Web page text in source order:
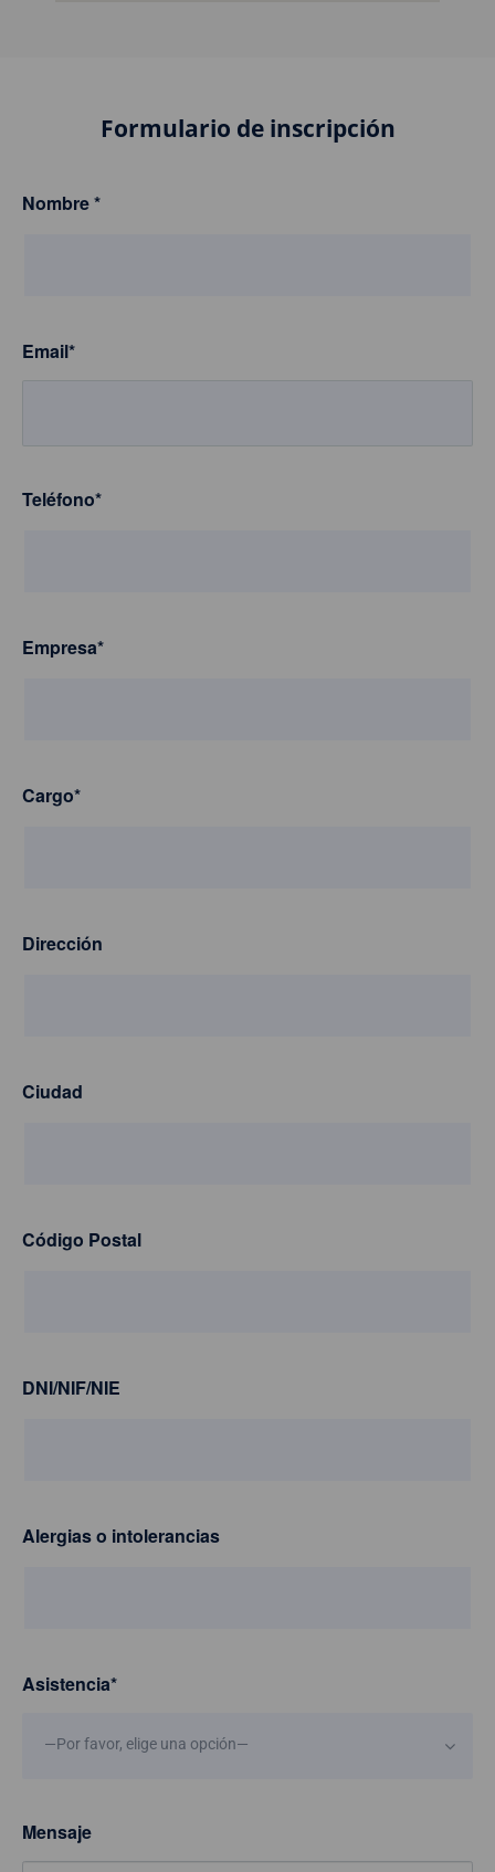
Formulario de inscripción
Nombre*
Email*
Teléfono*
Empresa*
Cargo*
Dirección
Ciudad
Código Postal
DNI/NIF/NIE
Alergias o intolerancias
Asistencia*
—Por favor, elige una opción—
Mensaje